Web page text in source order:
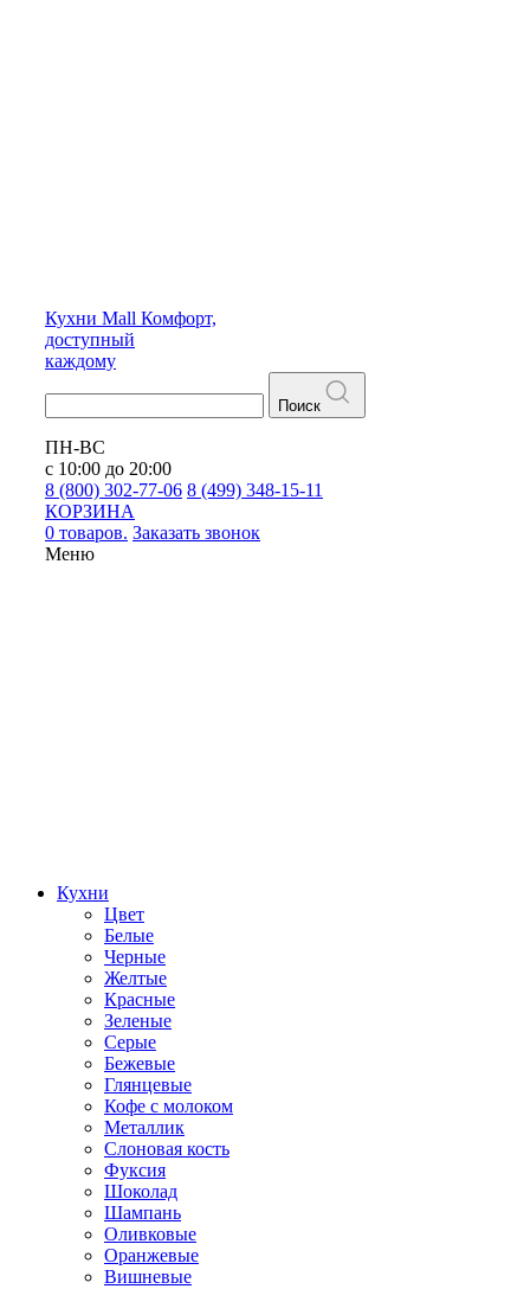
Кухни Mall Комфорт,
доступный
каждому
Поиск
ПН-ВС
с 10:00 до 20:00
8 (800) 302-77-06 8 (499) 348-15-11
КОРЗИНА
0 товаров. Заказать звонок
Меню
Кухни
Цвет
Белые
Черные
Желтые
Красные
Зеленые
Серые
Бежевые
Глянцевые
Кофе с молоком
Металлик
Слоновая кость
Фуксия
Шоколад
Шампань
Оливковые
Оранжевые
Вишневые